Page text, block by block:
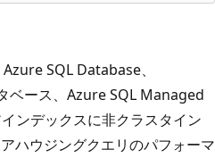
SQL Database、
ベース、Azure SQL Managed
ンデックスに非クラスタイン
ハウジングクエリのパフォーマ